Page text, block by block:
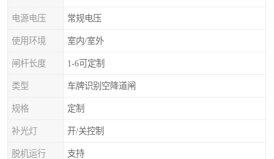
电源电压 常规电压
使用环境 室内/室外
闸杆长度 1-6可定制
类型 车牌识别空降道闸
规格 定制
补光灯 开/关控制
脱机运行 支持